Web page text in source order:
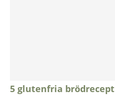
5 glutenfria brödrecept